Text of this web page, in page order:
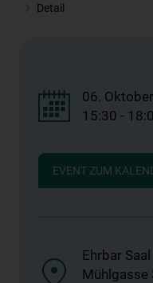
Detail
06.
15:30 -
EVENT ZUM
Ehrbar Saal
Mühlgasse